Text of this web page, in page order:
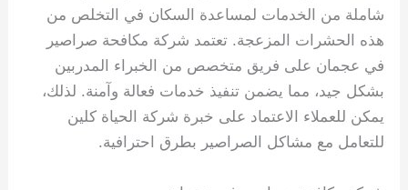
شاملة من الخدمات لمساعدة السكان في التخلص من
هذه الحشرات المزعجة. تعتمد شركة مكافحة صراصير
في عجمان على فريق متخصص من الخبراء المدربين
بشكل جيد، مما يضمن تنفيذ خدمات فعالة وآمنة. لذلك،
يمكن للعملاء الاعتماد على خبرة شركة الحياة كلين
للتعامل مع مشاكل الصراصير بطرق احترافية.